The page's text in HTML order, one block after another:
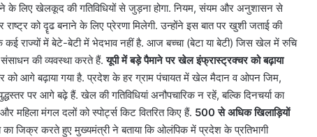
के लिए खेलकूद की गतिविधियों से जुड़ना होगा. नियम, संयम और अनुशासन से
को दॄढ बनाने के लिए प्रेरणा मिलेगी. उन्होंने इस बात पर खुशी जताई की
कई राज्यों में बेटे-बेटी में भेदभाव नहीं है. आज बच्चा (बेटा या बेटी) जिस खेल में रुचि
की व्यवस्था करते हैं.यूपी में बड़े पैमाने पर खेल इंफ्रास्ट्रक्चर को बढ़ाया
को आगे बढ़ाया गया है. प्रदेश के हर ग्राम पंचायत में खेल मैदान व ओपन जिम,
पर आगे बढ़े हैं. खेल की गतिविधियां अनौपचारिक न रहें, बल्कि दिनचर्या का
मंगल दलों को स्पोर्ट्स किट वितरित किए हैं. 500 से अधिक खिलाड़ियों
का जिक्र करते हुए मुख्यमंत्री ने बताया कि ओलंपिक में प्रदेश के प्रतिभागी